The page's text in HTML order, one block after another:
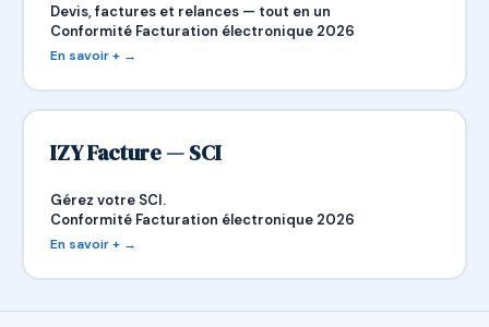
Devis, factures et relances — tout en un
Conformité Facturation électronique 2026
En savoir + →
IZY Facture — SCI
Gérez votre SCI.
Conformité Facturation électronique 2026
En savoir + →